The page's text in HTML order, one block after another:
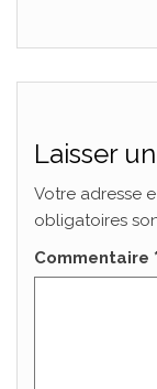
Laisser
Votre adresse
obligatoires
Commentaire